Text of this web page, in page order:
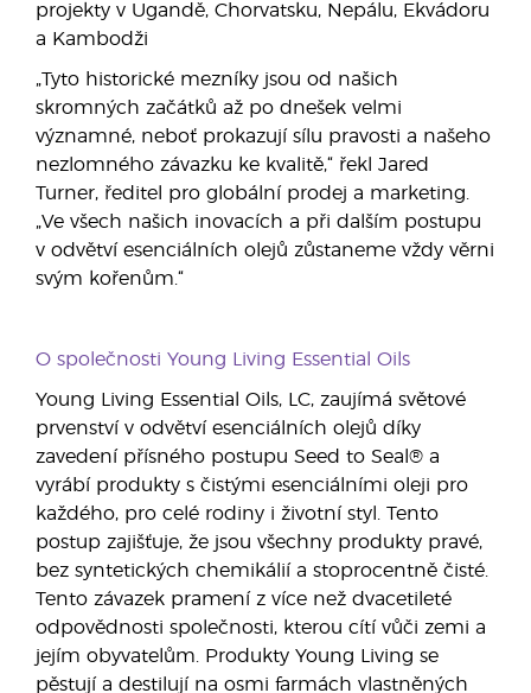
projekty v Ugandě, Chorvatsku, Nepálu, Ekvádoru
a Kambodži
„Tyto historické mezníky jsou od našich
skromných začátků až po dnešek velmi
významné, neboť prokazují sílu pravosti a našeho
nezlomného závazku ke kvalitě,“ řekl Jared
Turner, ředitel pro globální prodej a marketing.
„Ve všech našich inovacích a při dalším postupu
v odvětví esenciálních olejů zůstaneme vždy věrni
svým kořenům.“
O společnosti Young Living Essential Oils
Young Living Essential Oils, LC, zaujímá světové
prvenství v odvětví esenciálních olejů díky
zavedení přísného postupu Seed to Seal® a
vyrábí produkty s čistými esenciálními oleji pro
každého, pro celé rodiny i životní styl. Tento
postup zajišťuje, že jsou všechny produkty pravé,
bez syntetických chemikálií a stoprocentně čisté.
Tento závazek pramení z více než dvacetileté
odpovědnosti společnosti, kterou cítí vůči zemi a
jejím obyvatelům. Produkty Young Living se
pěstují a destilují na osmi farmách vlastněných